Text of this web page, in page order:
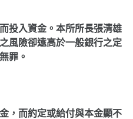
投入資金。本所所長張清雄
風險卻遠高於一般銀行之定
罪。
，而約定或給付與本金顯不